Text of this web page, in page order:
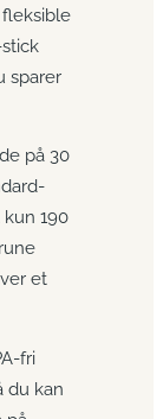
sparer
på 30
190
et
fri
du kan